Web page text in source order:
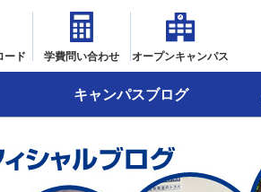
ード 学費問い合わせ オープンキャンパス
キャンパスブログ